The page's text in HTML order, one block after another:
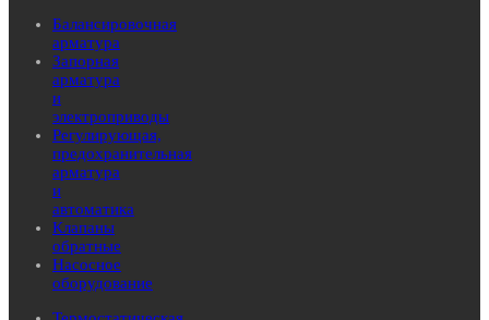
Балансировочная
арматура
Запорная
арматура
и
электроприводы
Регулирующая,
предохранительная
арматура
и
автоматика
Клапаны
обратные
Насосное
оборудование